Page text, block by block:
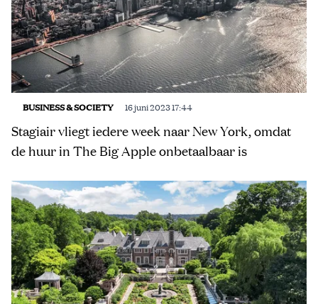
BUSINESS & SOCIETY 16 juni 2023 17:44
Stagiair vliegt iedere week naar New York, omdat
de huur in The Big Apple onbetaalbaar is